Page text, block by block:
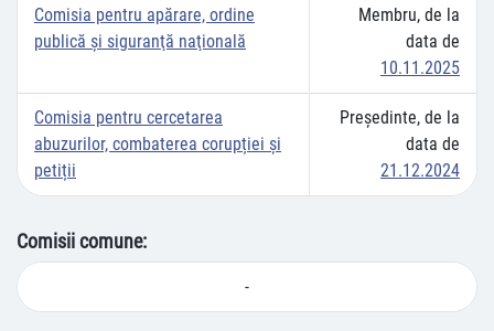
Comisia pentru apărare, ordine
publică şi siguranţă naţională
Membru, de la
data de
10.11.2025
Comisia pentru cercetarea
abuzurilor, combaterea corupției și
petiții
Preşedinte, de la
data de
21.12.2024
Comisii comune:
-